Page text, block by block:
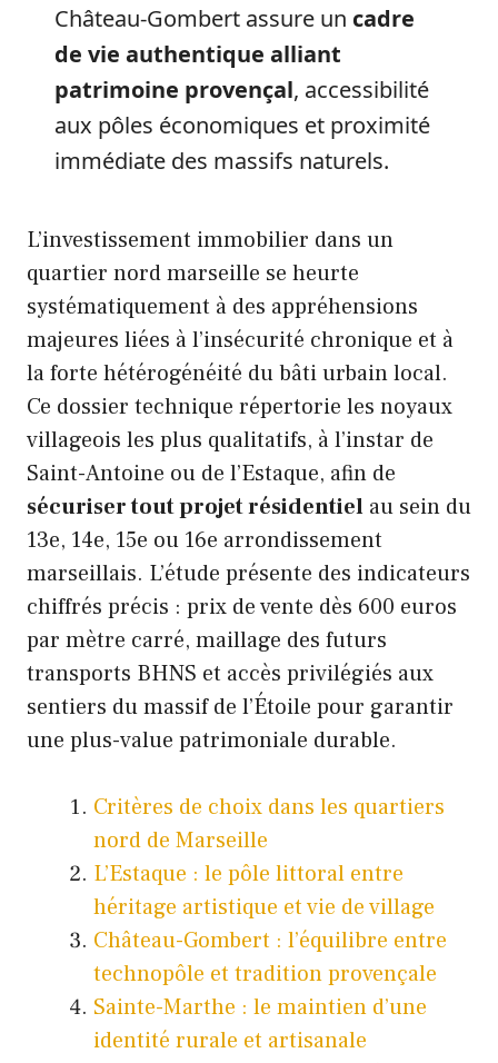
Château-Gombert assure un cadre
de vie authentique alliant
patrimoine provençal, accessibilité
aux pôles économiques et proximité
immédiate des massifs naturels.
L’investissement immobilier dans un
quartier nord marseille se heurte
systématiquement à des appréhensions
majeures liées à l’insécurité chronique et à
la forte hétérogénéité du bâti urbain local.
Ce dossier technique répertorie les noyaux
villageois les plus qualitatifs, à l’instar de
Saint-Antoine ou de l’Estaque, afin de
sécuriser tout projet résidentiel au sein du
13e, 14e, 15e ou 16e arrondissement
marseillais. L’étude présente des indicateurs
chiffrés précis : prix de vente dès 600 euros
par mètre carré, maillage des futurs
transports BHNS et accès privilégiés aux
sentiers du massif de l’Étoile pour garantir
une plus-value patrimoniale durable.
Critères de choix dans les quartiers
nord de Marseille
L’Estaque : le pôle littoral entre
héritage artistique et vie de village
Château-Gombert : l’équilibre entre
technopôle et tradition provençale
Sainte-Marthe : le maintien d’une
identité rurale et artisanale